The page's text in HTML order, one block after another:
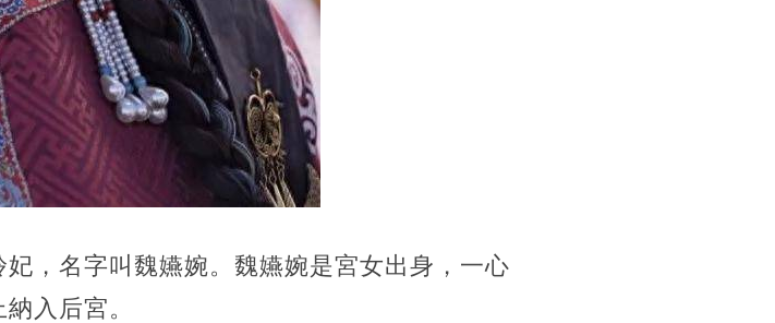
，名字叫魏嬿婉。魏嬿婉是宮女出身，一心
入后宮。